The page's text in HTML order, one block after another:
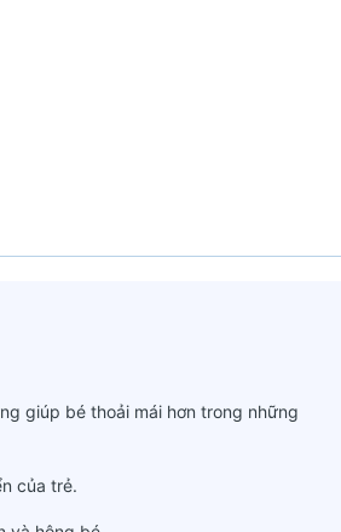
giúp bé thoải mái hơn trong những
của trẻ.